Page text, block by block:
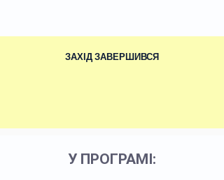
ЗАХІД ЗАВЕРШИВСЯ
У ПРОГРАМІ: